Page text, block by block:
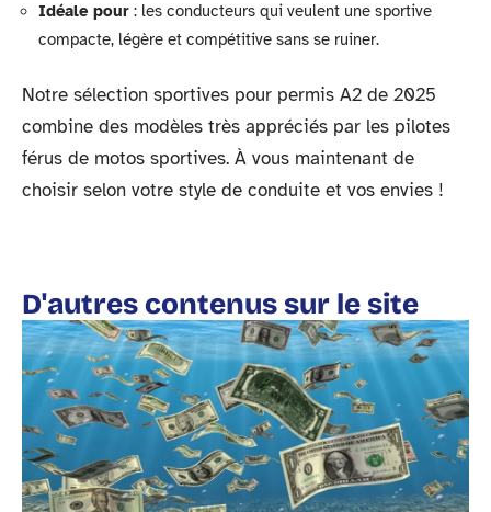
Idéale pour : les conducteurs qui veulent une sportive
compacte, légère et compétitive sans se ruiner.
Notre sélection sportives pour permis A2 de 2025
combine des modèles très appréciés par les pilotes
férus de motos sportives. À vous maintenant de
choisir selon votre style de conduite et vos envies !
D'autres contenus sur le site